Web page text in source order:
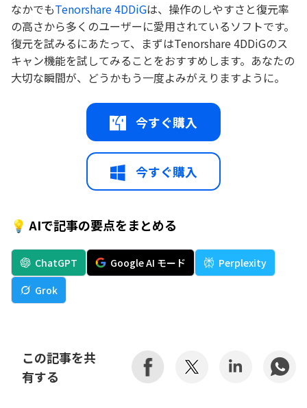
なかでもTenorshare 4DDiGは、操作のしやすさと復元率
の高さから多くのユーザーに愛用されているソフトです。
復元を試みるにあたって、まずはTenorshare 4DDiGのス
キャン機能を試してみることをおすすめします。あなたの
大切な瞬間が、どうかもう一度よみがえりますように。
今すぐ購入
今すぐ購入
💡 AIで記事の要点をまとめる
ChatGPT Google AI モード
Perplexity
Grok
この記事を共
有する